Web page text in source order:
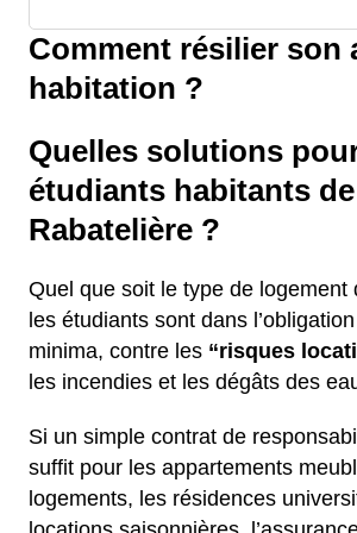
Comment résilier son
habitation ?
Quelles solutions
étudiants habitants
Rabatelière ?
Quel que soit le type de logement
les étudiants sont dans
minima, contre les “risques
les incendies et les dégâts des
Si un simple contrat de
suffit pour les appartements
logements, les résidences